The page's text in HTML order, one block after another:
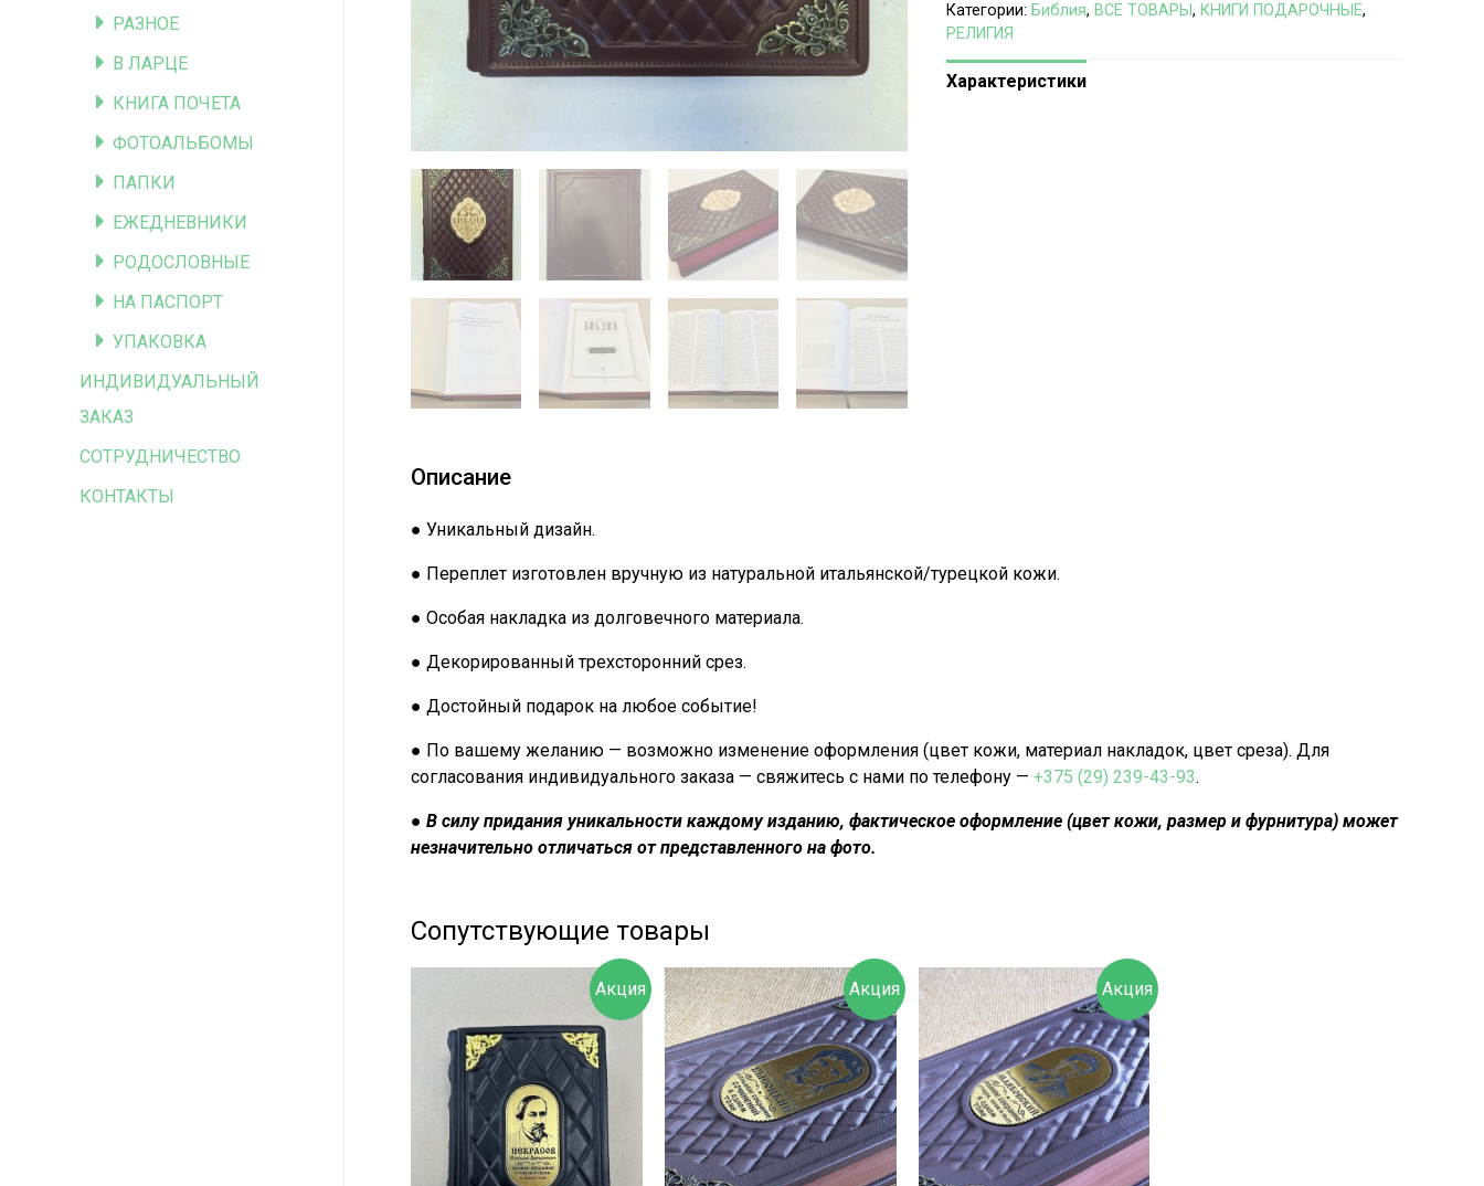
РАЗНОЕ
В ЛАРЦЕ
КНИГА ПОЧЕТА
ФОТОАЛЬБОМЫ
ПАПКИ
ЕЖЕДНЕВНИКИ
РОДОСЛОВНЫЕ
НА ПАСПОРТ
УПАКОВКА
ИНДИВИДУАЛЬНЫЙ
ЗАКАЗ
СОТРУДНИЧЕСТВО
КОНТАКТЫ
Категории: Библия, ВСЕ ТОВАРЫ, КНИГИ ПОДАРОЧНЫЕ,
РЕЛИГИЯ
Характеристики
Описание
● Уникальный дизайн.
● Переплет изготовлен вручную из натуральной итальянской/турецкой кожи.
● Особая накладка из долговечного материала.
● Декорированный трехсторонний срез.
● Достойный подарок на любое событие!
● По вашему желанию — возможно изменение оформления (цвет кожи, материал накладок, цвет среза). Для
согласования индивидуального заказа — свяжитесь с нами по телефону — +375 (29) 239-43-93.
● В силу придания уникальности каждому изданию, фактическое оформление (цвет кожи, размер и фурнитура) может
незначительно отличаться от представленного на фото.
Сопутствующие товары
Акция Акция Акция